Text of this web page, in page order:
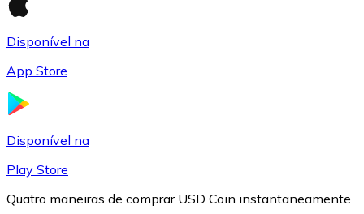
Disponível na
App Store
Disponível na
Play Store
Quatro maneiras de comprar USD Coin instantaneamente